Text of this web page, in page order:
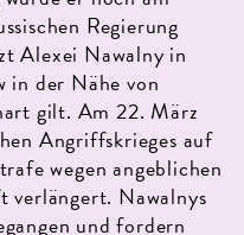
Regierung
Alexei Nawalny in
in der Nähe von
gilt. Am 22. März
Angriffskrieges auf
wegen angeblichen
verlängert. Nawalnys
und fordern